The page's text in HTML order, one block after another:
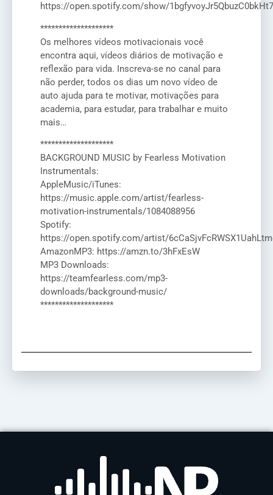
https://open.spotify.com/show/1bgfyvoyJr5QbuzC0bkHt7
********************
Os melhores vídeos motivacionais você
encontra aqui, vídeos diários de motivação e
reflexão para vida. Inscreva-se no canal para
não perder, todos os dias um novo vídeo de
auto ajuda para te motivar, motivações para
academia, para estudar, para trabalhar e muito
mais…
********************
BACKGROUND MUSIC by Fearless Motivation
Instrumentals:
AppleMusic/iTunes:
https://music.apple.com/artist/fearless-
motivation-instrumentals/1084088956
Spotify:
https://open.spotify.com/artist/
AmazonMP3: https://amzn.to/3hFxEsW
MP3 Downloads:
https://teamfearless.com/mp3-
downloads/background-music/
********************